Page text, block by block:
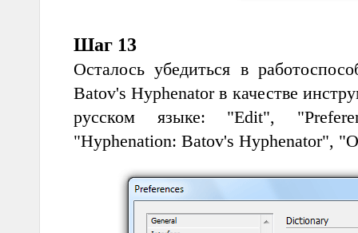
Шаг 13
Осталось убедиться в
Batov's Hyphenator в качестве
русском языке: "Edit",
"Hyphenation: Batov's Hyphenator",